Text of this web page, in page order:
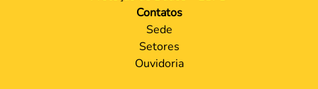
Contatos
Sede
Setores
Ouvidoria